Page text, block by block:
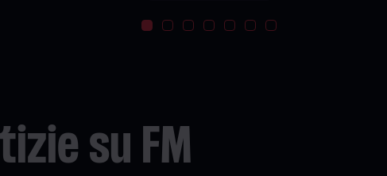
su FM